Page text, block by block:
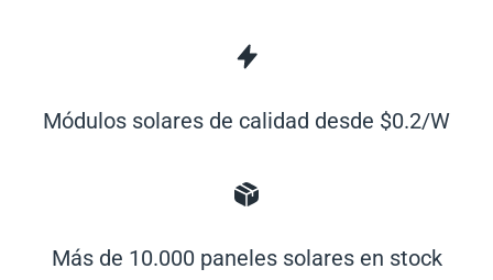
Módulos solares de calidad desde $0.2/W
Más de 10.000 paneles solares en stock